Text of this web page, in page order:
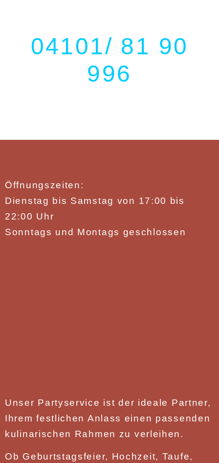
04101/ 81 90
996
Öffnungszeiten:
Dienstag bis Samstag von 17:00 bis
22:00 Uhr
Sonntags und Montags geschlossen
Unser Partyservice ist der ideale Partner,
Ihrem festlichen Anlass einen passenden
kulinarischen Rahmen zu verleihen.
Ob Geburtstagsfeier, Hochzeit, Taufe,